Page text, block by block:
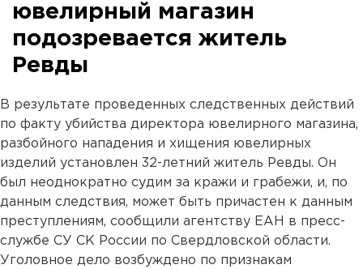
ювелирный магазин
подозревается житель
Ревды
В результате проведенных следственных действий
по факту убийства директора ювелирного магазина,
разбойного нападения и хищения ювелирных
изделий установлен 32-летний житель Ревды. Он
был неоднократно судим за кражи и грабежи, и, по
данным следствия, может быть причастен к данным
преступлениям, сообщили агентству ЕАН в пресс-
службе СУ СК России по Свердловской области.
Уголовное дело возбуждено по признакам